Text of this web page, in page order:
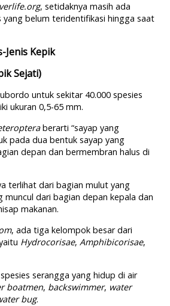
, setidaknya masih ada
yang belum teridentifikasi hingga saat
Jenis Kepik
Sejati)
untuk sekitar 40.000 spesies
ukuran 0,5-65 mm.
berarti “sayap yang
pada dua bentuk sayap yang
depan dan bermembran halus di
terlihat dari bagian mulut yang
dari bagian depan kepala dan
makanan.
, ada tiga kelompok besar dari
Hydrocorisae,Amphibicorisae,
serangga yang hidup di air
boatmen, backswimmer, water
bug.